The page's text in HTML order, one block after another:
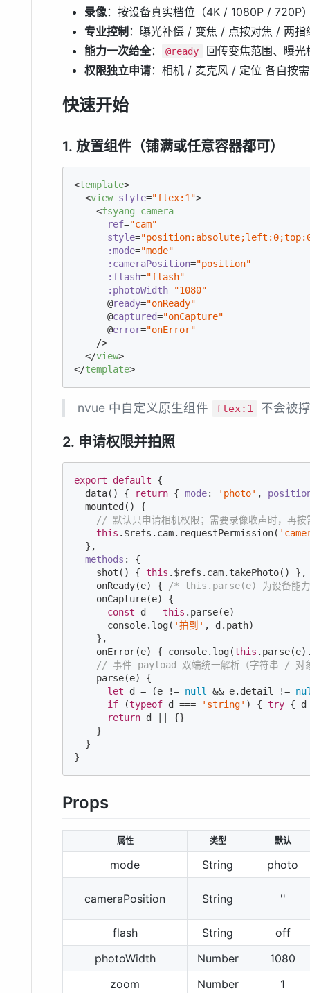
录像：按设备真实档位（4K / 1080P / 720P
专业控制 ：曝光补偿 / 变焦 / 点按对焦 / 两指
能力一次给全： @ready
回传变焦范围、曝
权限独立申请：相机 / 麦克风 / 定位 各自按需
快速开始
1. 放置组件（铺满或任意容器都可）
<template>
<view style="flex:1">
<fsyang-camera
ref="cam"
style=
:mode="mode"
:cameraPosition="position"
:flash="flash"
:photoWidth="1080"
      @
ready="onReady"
      @
captured="onCapture"
      @
error="onError"
    />
</view>
</template>
nvue 中自定义原生组件 flex:1 不会被
2. 申请权限并拍照
export default {
  data() {
return { mode: 'photo' ,
  mounted() {
// 默认只申请相机权限；需要录像收声时，再
this .$refs.cam.requestPermission(
  },
methods : {
    shot() {
this
    onReady(e) {
/* this.parse(e) 为设备能
    onCapture(e) {
const d = this
console.log( '拍到' , d.path)
    },
    onError(e) {
console.log(this
// 事件 payload 双端统一解析（字符串 / 对
    parse(e) {
let d = (e != null && e.detail !=
if (typeof d === 'string' ) { try {
return d || {}
    }
  }
}
Props
属性 类型 默认
mode String photo
cameraPosition String ''
flash String
off
photoWidth
Number
1080
zoom
Number 1